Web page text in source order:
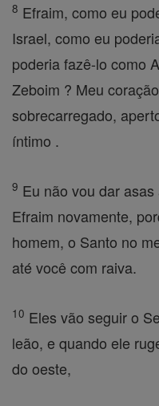
8 Efraim, como eu
Israel, como eu
poderia fazê-lo como
Zeboim ? Meu
sobrecarregado,
íntimo .
9 Eu não vou dar
Efraim novamente,
homem, o Santo no
até você com raiva.
10 Eles vão seguir o
leão, e quando ele
do oeste,